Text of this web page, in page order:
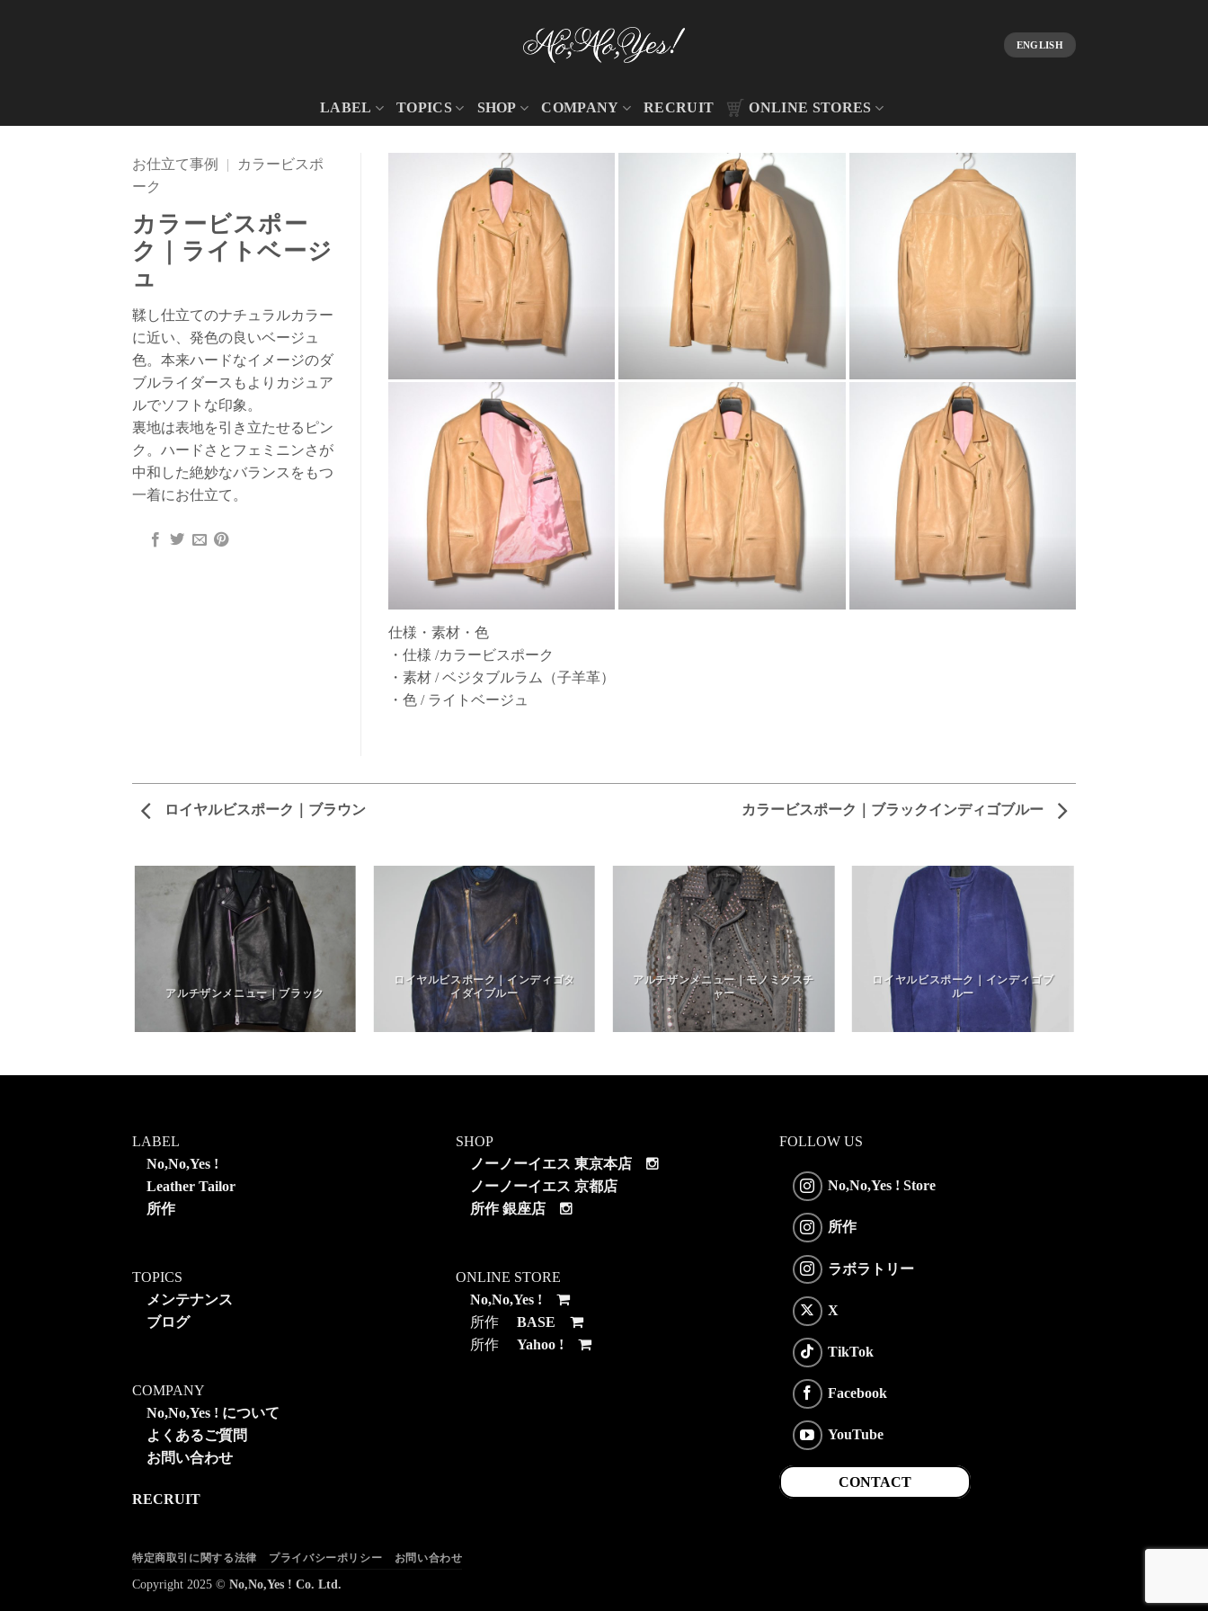
ENGLISH
LABEL TOPICS SHOP COMPANY RECRUIT ONLINE STORES
お仕立て事例 |
カラービスポ
ーク
カラービスポー
ク｜ライトベージ
ュ
鞣し仕立てのナチュラルカラー
に近い、発色の良いベージュ
色。本来ハードなイメージのダ
ブルライダースもよりカジュア
ルでソフトな印象。
裏地は表地を引き立たせるピン
ク。ハードさとフェミニンさが
中和した絶妙なバランスをもつ
一着にお仕立て。
仕様・素材・色
・仕様 /カラービスポーク
・素材 / ベジタブルラム（子羊革）
・色 / ライトベージュ
ロイヤルビスポーク｜ブラウン カラービスポーク｜ブラックインディゴブルー
アルチザンメニュー｜ブラック
ロイヤルビスポーク｜インディゴタ
イダイブルー
アルチザンメニュー｜モノミクスチ
ャー
ロイヤルビスポーク｜インディゴブ
ルー
LABEL
No,No,Yes !
Leather Tailor
所作
TOPICS
メンテナンス
ブログ
COMPANY
No,No,Yes ! について
よくあるご質問
お問い合わせ
RECRUIT
SHOP
ノーノーイエス 東京本店
ノーノーイエス 京都店
所作 銀座店
ONLINE STORE
No,No,Yes !
所作 BASE
所作 Yahoo !
FOLLOW US
No,No,Yes ! Store
所作
ラボラトリー
X
TikTok
Facebook
YouTube
CONTACT
特定商取引に関する法律 プライバシーポリシー お問い合わせ
Copyright 2025 © No,No,Yes ! Co. Ltd.